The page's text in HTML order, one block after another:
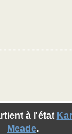
à l'état
Meade.